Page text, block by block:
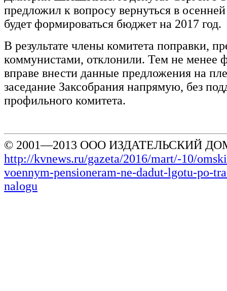
предложил к вопросу вернуться в
будет формироваться бюджет на 2017 год.
В результате члены комитета поправки,
коммунистами, отклонили. Тем не
вправе внести данные предложения на
заседание Заксобрания напрямую, без
профильного комитета.
© 2001—2013 ООО ИЗДАТЕЛЬСКИЙ
http://kvnews.ru/gazeta/2016/mart/-10/
voennym-pensioneram-ne-dadut-lgotu-po-
nalogu